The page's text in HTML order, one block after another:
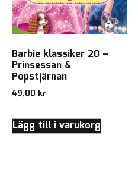
Barbie klassiker 20 –
Prinsessan &
Popstjärnan
49,00 kr
Lägg till i varukorg